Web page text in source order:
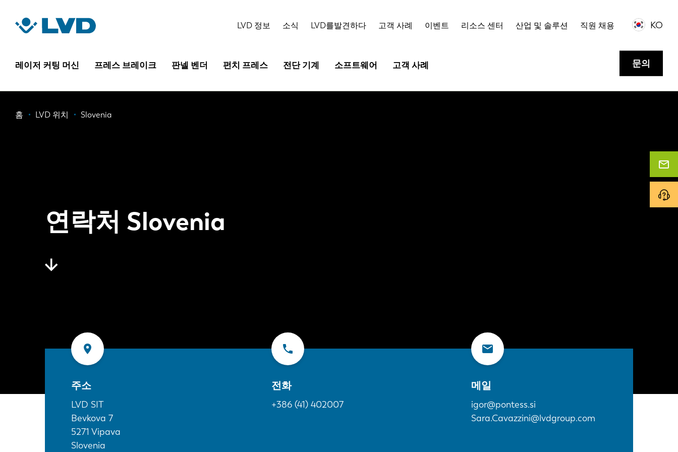
건
LVD 정보 소식 LVD를발견하다 고객 사례 이벤트 리소스 센터 산업 및 솔루션 직원 채용 KO
레이저 커팅 머신 프레스 브레이크 판넬 벤더 펀치 프레스 전단 기계 소프트웨어 고객 사례 문의
이
홈 LVD 위치 Slovenia
연락처 Slovenia
주소
LVD SIT
Bevkova 7
5271 Vipava
Slovenia
전화
+386 (41) 402007
메일
igor@pontess.si
Sara.Cavazzini@lvdgroup.com